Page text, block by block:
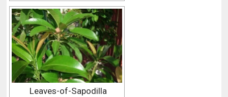
Leaves-of-Sapodilla